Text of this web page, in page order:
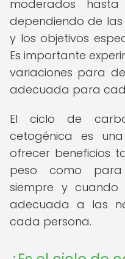
moderados
dependiendo de las
y los objetivos
Es importante
variaciones para
adecuada para
El ciclo de
cetogénica es
ofrecer beneficios
peso como
siempre y
adecuada a las
cada persona.